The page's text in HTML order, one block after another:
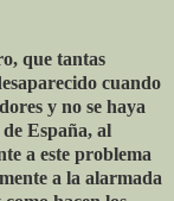
que tantas
cuando
y no se haya
España, al
a este problema
a la alarmada